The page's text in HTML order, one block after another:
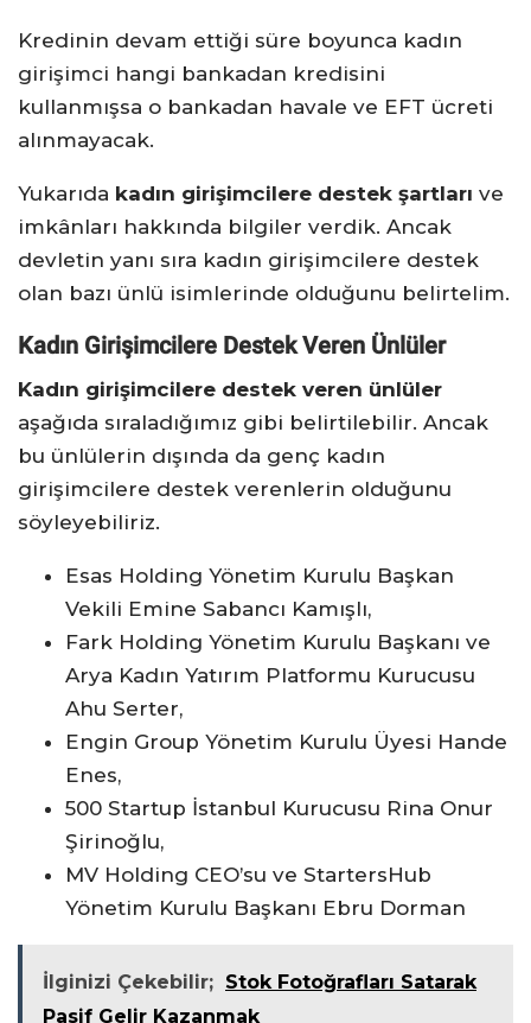
Kredinin devam ettiği süre boyunca kadın
girişimci hangi bankadan kredisini
kullanmışsa o bankadan havale ve EFT ücreti
alınmayacak.
Yukarıda kadın girişimcilere destek şartları ve
imkânları hakkında bilgiler verdik. Ancak
devletin yanı sıra kadın girişimcilere destek
olan bazı ünlü isimlerinde olduğunu belirtelim.
Kadın Girişimcilere Destek Veren Ünlüler
Kadın girişimcilere destek veren ünlüler
aşağıda sıraladığımız gibi belirtilebilir. Ancak
bu ünlülerin dışında da genç kadın
girişimcilere destek verenlerin olduğunu
söyleyebiliriz.
Esas Holding Yönetim Kurulu Başkan
Vekili Emine Sabancı Kamışlı,
Fark Holding Yönetim Kurulu Başkanı ve
Arya Kadın Yatırım Platformu Kurucusu
Ahu Serter,
Engin Group Yönetim Kurulu Üyesi Hande
Enes,
500 Startup İstanbul Kurucusu Rina Onur
Şirinoğlu,
MV Holding CEO’su ve StartersHub
Yönetim Kurulu Başkanı Ebru Dorman
İlginizi Çekebilir; Stok Fotoğrafları Satarak
Pasif Gelir Kazanmak